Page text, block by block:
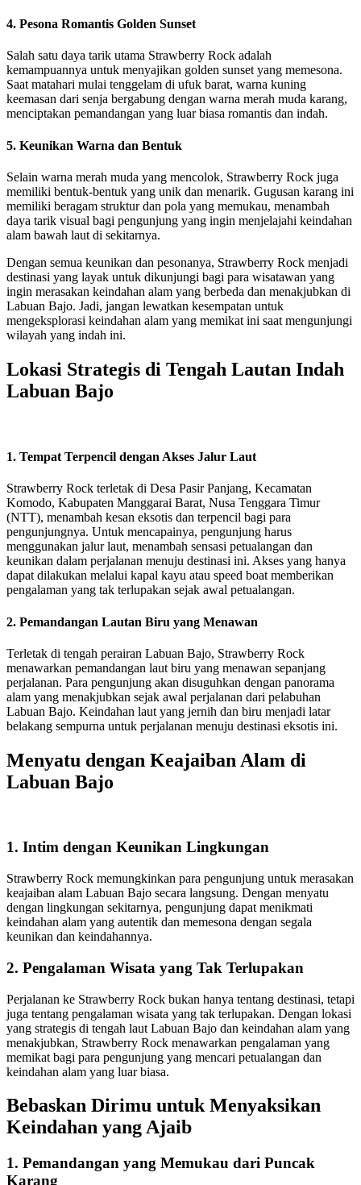
4. Pesona Romantis Golden Sunset
Salah satu daya tarik utama Strawberry Rock adalah
kemampuannya untuk menyajikan golden sunset yang memesona.
Saat matahari mulai tenggelam di ufuk barat, warna kuning
keemasan dari senja bergabung dengan warna merah muda karang,
menciptakan pemandangan yang luar biasa romantis dan indah.
5. Keunikan Warna dan Bentuk
Selain warna merah muda yang mencolok, Strawberry Rock juga
memiliki bentuk-bentuk yang unik dan menarik. Gugusan karang ini
memiliki beragam struktur dan pola yang memukau, menambah
daya tarik visual bagi pengunjung yang ingin menjelajahi keindahan
alam bawah laut di sekitarnya.
Dengan semua keunikan dan pesonanya, Strawberry Rock menjadi
destinasi yang layak untuk dikunjungi bagi para wisatawan yang
ingin merasakan keindahan alam yang berbeda dan menakjubkan di
Labuan Bajo. Jadi, jangan lewatkan kesempatan untuk
mengeksplorasi keindahan alam yang memikat ini saat mengunjungi
wilayah yang indah ini.
Lokasi Strategis di Tengah Lautan Indah
Labuan Bajo
1. Tempat Terpencil dengan Akses Jalur Laut
Strawberry Rock terletak di Desa Pasir Panjang, Kecamatan
Komodo, Kabupaten Manggarai Barat, Nusa Tenggara Timur
(NTT), menambah kesan eksotis dan terpencil bagi para
pengunjungnya. Untuk mencapainya, pengunjung harus
menggunakan jalur laut, menambah sensasi petualangan dan
keunikan dalam perjalanan menuju destinasi ini. Akses yang hanya
dapat dilakukan melalui kapal kayu atau speed boat memberikan
pengalaman yang tak terlupakan sejak awal petualangan.
2. Pemandangan Lautan Biru yang Menawan
Terletak di tengah perairan Labuan Bajo, Strawberry Rock
menawarkan pemandangan laut biru yang menawan sepanjang
perjalanan. Para pengunjung akan disuguhkan dengan panorama
alam yang menakjubkan sejak awal perjalanan dari pelabuhan
Labuan Bajo. Keindahan laut yang jernih dan biru menjadi latar
belakang sempurna untuk perjalanan menuju destinasi eksotis ini.
Menyatu dengan Keajaiban Alam di
Labuan Bajo
1. Intim dengan Keunikan Lingkungan
Strawberry Rock memungkinkan para pengunjung untuk merasakan
keajaiban alam Labuan Bajo secara langsung. Dengan menyatu
dengan lingkungan sekitarnya, pengunjung dapat menikmati
keindahan alam yang autentik dan memesona dengan segala
keunikan dan keindahannya.
2. Pengalaman Wisata yang Tak Terlupakan
Perjalanan ke Strawberry Rock bukan hanya tentang destinasi, tetapi
juga tentang pengalaman wisata yang tak terlupakan. Dengan lokasi
yang strategis di tengah laut Labuan Bajo dan keindahan alam yang
menakjubkan, Strawberry Rock menawarkan pengalaman yang
memikat bagi para pengunjung yang mencari petualangan dan
keindahan alam yang luar biasa.
Bebaskan Dirimu untuk Menyaksikan
Keindahan yang Ajaib
1. Pemandangan yang Memukau dari Puncak
Karang